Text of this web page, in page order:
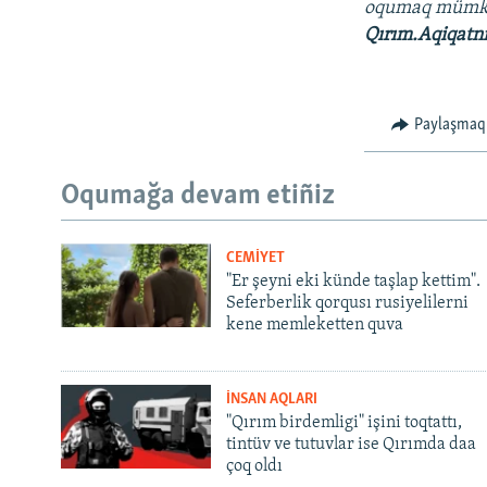
oqumaq
Paylaşmaq
Oqumağa devam etiñiz
CEMİYET
"Er şeyni eki künde taşlap kettim".
Seferberlik qorqusı rusiyelilerni
kene memleketten quva
İNSAN AQLARI
"Qırım birdemligi" işini toqtattı,
tintüv ve tutuvlar ise Qırımda daa
çoq oldı